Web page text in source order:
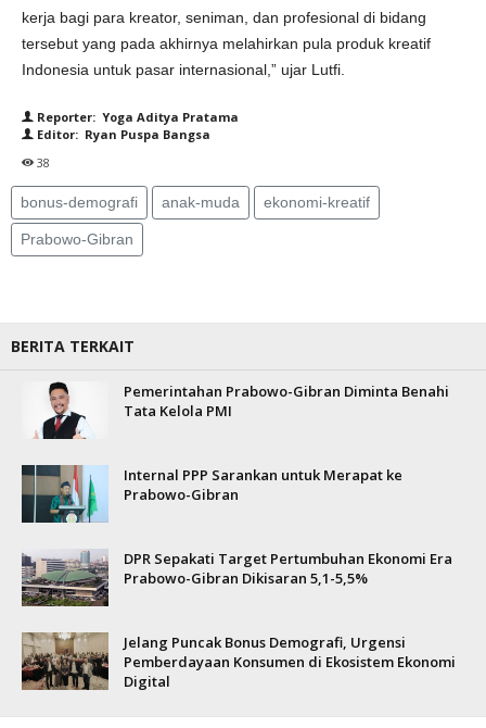
kerja bagi para kreator, seniman, dan profesional di bidang
tersebut yang pada akhirnya melahirkan pula produk kreatif
Indonesia untuk pasar internasional,” ujar Lutfi.
Reporter: Yoga Aditya Pratama
Editor: Ryan Puspa Bangsa
38
bonus-demografi anak-muda ekonomi-kreatif
Prabowo-Gibran
BERITA TERKAIT
Pemerintahan Prabowo-Gibran Diminta Benahi
Tata Kelola PMI
Internal PPP Sarankan untuk Merapat ke
Prabowo-Gibran
DPR Sepakati Target Pertumbuhan Ekonomi Era
Prabowo-Gibran Dikisaran 5,1-5,5%
Jelang Puncak Bonus Demografi, Urgensi
Pemberdayaan Konsumen di Ekosistem Ekonomi
Digital